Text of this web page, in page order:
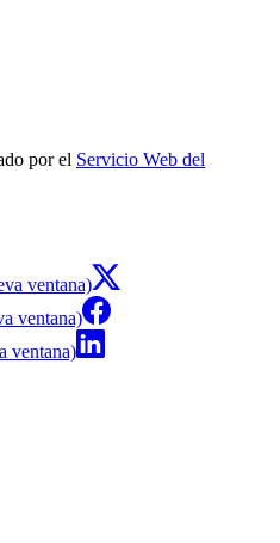
por el Servicio Web del
ventana)
ventana)
ventana)